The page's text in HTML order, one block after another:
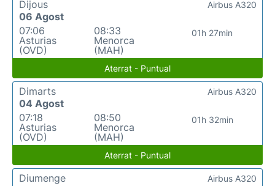
Dijous
06 Agost
07:06
Asturias
(OVD)
08:33
Menorca
(MAH)
01h 27min
Airbus A320
Aterrat - Puntual
Dimarts
04 Agost
07:18
Asturias
(OVD)
08:50
Menorca
(MAH)
01h 32min
Airbus A320
Aterrat - Puntual
Diumenge
Airbus A320